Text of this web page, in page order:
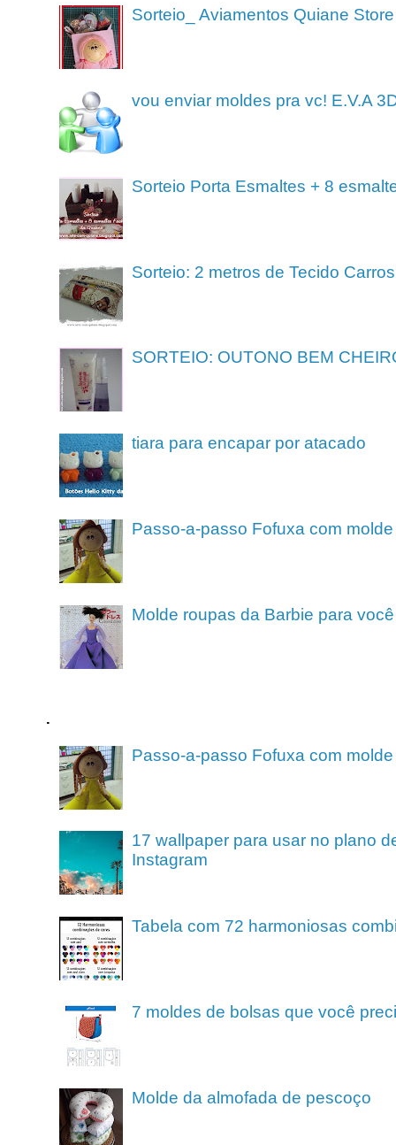
Sorteio_ Aviamentos Quiane Store
vou enviar moldes pra vc! E.V.A
Sorteio Porta Esmaltes + 8
Sorteio: 2 metros de Tecido Carros
SORTEIO: OUTONO BEM
tiara para encapar por atacado
Passo-a-passo Fofuxa com molde
Molde roupas da Barbie para
.
Passo-a-passo Fofuxa com molde
17 wallpaper para usar no plano
Instagram
Tabela com 72 harmoniosas
7 moldes de bolsas que você
Molde da almofada de pescoço